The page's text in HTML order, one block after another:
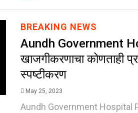
BREAKING NEWS
Aundh Government
खाजगीकरणाचा कोणताही
स्पष्टीकरण
May 25, 2023
Aundh Government Hospital